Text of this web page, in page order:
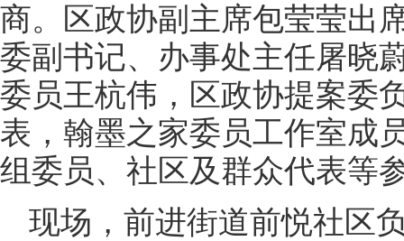
商。区政协副主席包莹莹出
委副书记、办事处主任屠晓
委员王杭伟，区政协提案委
表，翰墨之家委员工作室成
组委员、社区及群众代表等
现场，前进街道前悦社区